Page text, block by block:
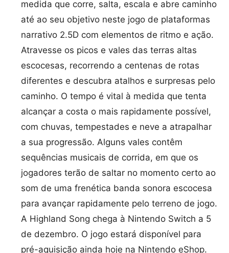
medida que corre, salta, escala e abre caminho
até ao seu objetivo neste jogo de plataformas
narrativo 2.5D com elementos de ritmo e ação.
Atravesse os picos e vales das terras altas
escocesas, recorrendo a centenas de rotas
diferentes e descubra atalhos e surpresas pelo
caminho. O tempo é vital à medida que tenta
alcançar a costa o mais rapidamente possível,
com chuvas, tempestades e neve a atrapalhar
a sua progressão. Alguns vales contêm
sequências musicais de corrida, em que os
jogadores terão de saltar no momento certo ao
som de uma frenética banda sonora escocesa
para avançar rapidamente pelo terreno de jogo.
A Highland Song chega à Nintendo Switch a 5
de dezembro. O jogo estará disponível para
pré-aquisição ainda hoje na Nintendo eShop.